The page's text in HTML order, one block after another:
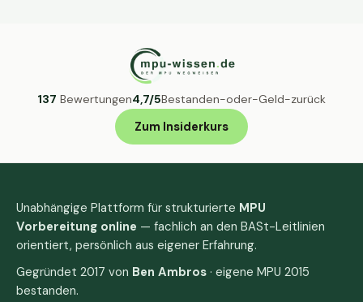
137 Bewertungen4,7/5Bestanden-oder-Geld-zurück
Zum Insiderkurs
Unabhängige Plattform für strukturierte MPU
Vorbereitung online — fachlich an den BASt-Leitlinien
orientiert, persönlich aus eigener Erfahrung.
Gegründet 2017 von Ben Ambros · eigene MPU 2015
bestanden.